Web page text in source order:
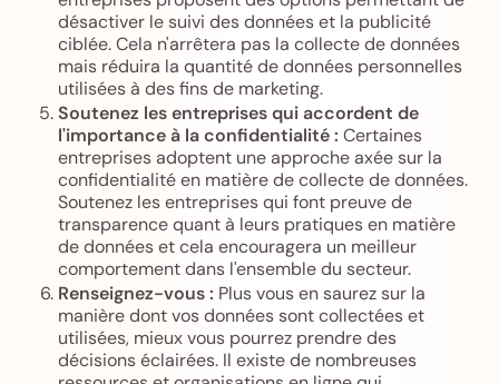
désactiver le suivi des données et la publicité
ciblée. Cela n'arrêtera pas la collecte de données
mais réduira la quantité de données personnelles
utilisées à des fins de marketing.
Soutenez les entreprises qui accordent de
l'importance à la confidentialité : Certaines
entreprises adoptent une approche axée sur la
confidentialité en matière de collecte de données.
Soutenez les entreprises qui font preuve de
transparence quant à leurs pratiques en matière
de données et cela encouragera un meilleur
comportement dans l'ensemble du secteur.
Renseignez-vous : Plus vous en saurez sur la
manière dont vos données sont collectées et
utilisées, mieux vous pourrez prendre des
décisions éclairées. Il existe de nombreuses